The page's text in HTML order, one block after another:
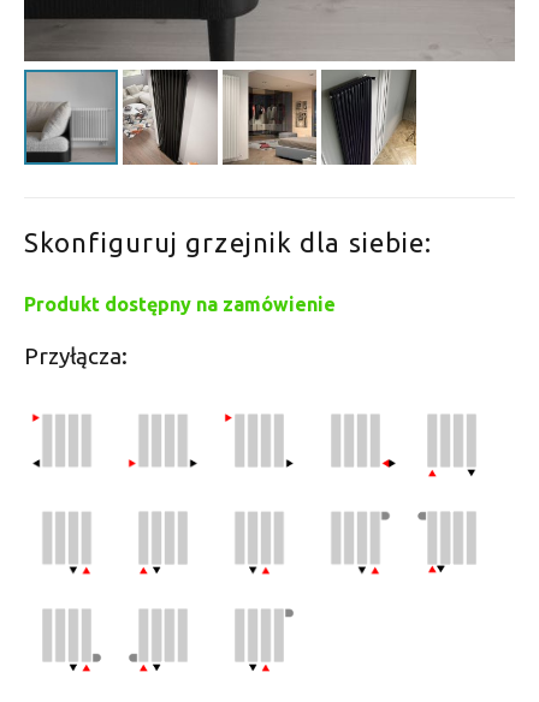
Skonfiguruj grzejnik dla siebie:
Produkt dostępny na zamówienie
Przyłącza: